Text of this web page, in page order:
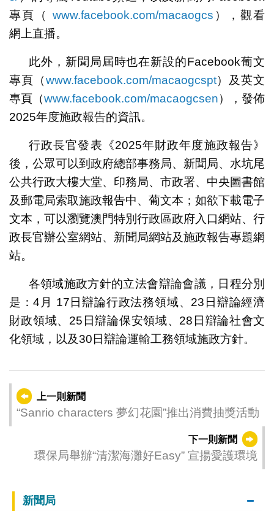
專頁（ www.facebook.com/macaogcs ），觀看
網上直播。
此外，新聞局屆時也在新設的Facebook葡文
專頁（www.facebook.com/macaogcspt）及英文
專頁（www.facebook.com/macaogcsen），發佈
2025年度施政報告的資訊。
行政長官發表《2025年財政年度施政報告》
後，公眾可以到政府總部事務局、新聞局、水坑尾
公共行政大樓大堂、印務局、市政署、中央圖書館
及郵電局索取施政報告中、葡文本；如欲下載電子
文本，可以瀏覽澳門特別行政區政府入口網站、行
政長官辦公室網站、新聞局網站及施政報告專題網
站。
各領域施政方針的立法會辯論會議，日程分別
是：4月 17日辯論行政法務領域、23日辯論經濟
財政領域、25日辯論保安領域、28日辯論社會文
化領域，以及30日辯論運輸工務領域施政方針。
上一則新聞
“Sanrio characters 夢幻花園”推出消費抽獎活動
下一則新聞
環保局舉辦“清潔海灘好Easy” 宣揚愛護環境
新聞局